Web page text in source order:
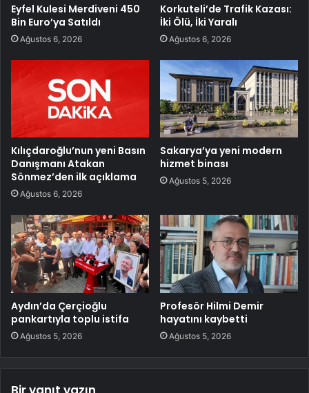
Eyfel Kulesi Merdiveni 450
Bin Euro’ya Satıldı
Ağustos 6, 2026
Korkuteli’de Trafik Kazası:
İki Ölü, İki Yaralı
Ağustos 6, 2026
Kılıçdaroğlu’nun yeni Basın
Danışmanı Atakan
Sönmez’den ilk açıklama
Ağustos 6, 2026
Sakarya’ya yeni modern
hizmet binası
Ağustos 5, 2026
Aydın’da Çerçioğlu
pankartıyla toplu istifa
Ağustos 5, 2026
Profesör Hilmi Demir
hayatını kaybetti
Ağustos 5, 2026